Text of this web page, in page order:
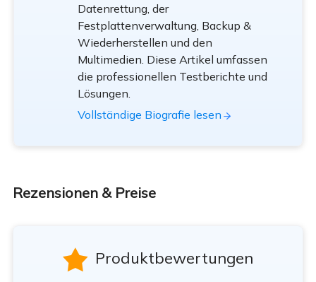
Datenrettung, der
Festplattenverwaltung, Backup &
Wiederherstellen und den
Multimedien. Diese Artikel umfassen
die professionellen Testberichte und
Lösungen.
Vollständige Biografie lesen
Rezensionen & Preise
 Produktbewertungen